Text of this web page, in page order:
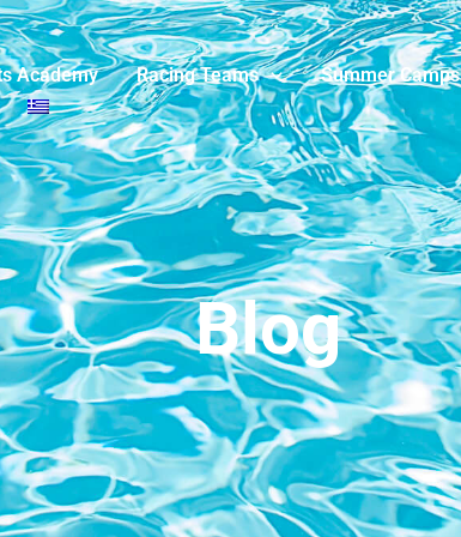
Academy Racing Teams Summer Camps
Blog